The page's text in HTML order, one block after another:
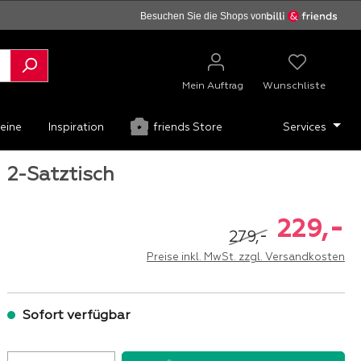
Besuchen Sie die Shops von
Mein Auftrag Wunschliste
Inspiration friends Store Services
2-Satztisch
279,- 229,-
Preise inkl. MwSt. zzgl. Versandkosten
Sofort verfügbar